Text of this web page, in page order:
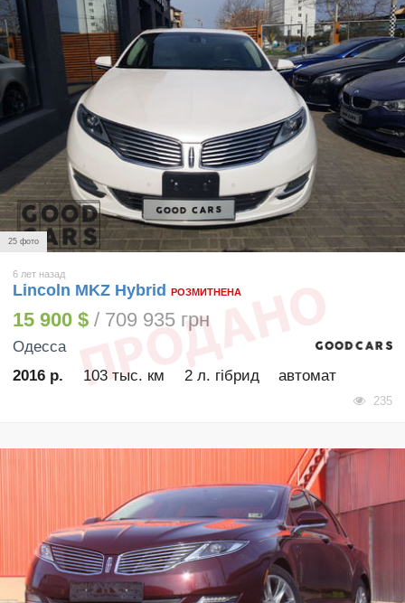
25 фото
6 лет назад
Lincoln MKZ Hybrid РОЗМИТНЕНА
15 900 $ / 709 935 грн
Одесса
2016 р.
103 тыс. км 2 л. гібрид автомат
235